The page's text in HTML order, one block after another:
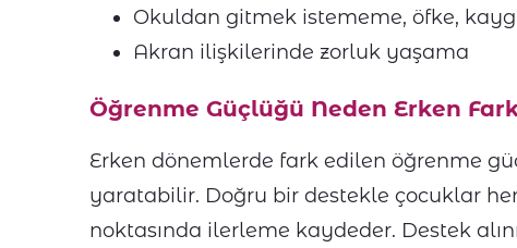
Okuldan gitmek istememe, öfke,
Akran ilişkilerinde zorluk yaşama
Öğrenme Güçlüğü Neden Erken
Erken dönemlerde fark edilen öğrenme
yaratabilir. Doğru bir destekle çocuklar
noktasında ilerleme kaydeder. Destek